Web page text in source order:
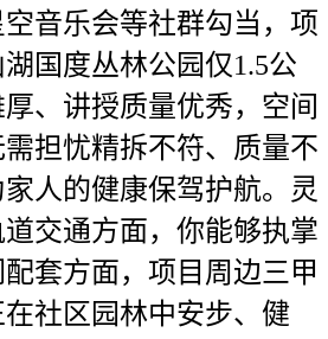
音乐会等社群勾当，项
国度丛林公园仅1.5公
、讲授质量优秀，空间
担忧精拆不符、质量不
人的健康保驾护航。灵
交通方面，你能够执掌
套方面，项目周边三甲
社区园林中安步、健